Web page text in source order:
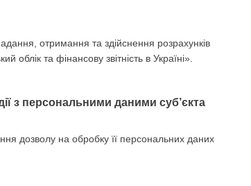
отримання та здійснення розрахунків
та фінансову звітність в Україні».
з персональними даними суб’єкта
дозволу на обробку її персональних даних